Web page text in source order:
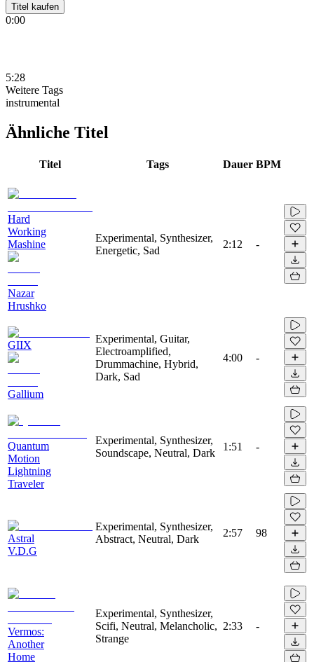
Titel kaufen
0:00
5:28
Weitere Tags
instrumental
Ähnliche Titel
Titel Tags Dauer BPM
Hard
Working
Mashine
Nazar
Hrushko
Experimental, Synthesizer,
Energetic, Sad
2:12 -
GIIX
Gallium
Experimental, Guitar,
Electroamplified,
Drummachine, Hybrid,
Dark, Sad
4:00 -
Quantum
Motion
Lightning
Traveler
Experimental, Synthesizer,
Soundscape, Neutral, Dark
1:51 -
Astral
V.D.G
Experimental, Synthesizer,
Abstract, Neutral, Dark
2:57 98
Vermos:
Another
Home
Experimental, Synthesizer,
Scifi, Neutral, Melancholic,
Strange
2:33 -